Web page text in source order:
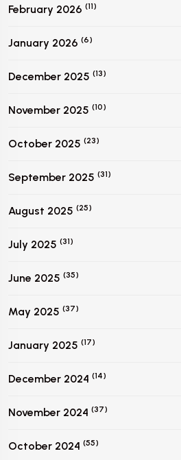
February 2026 (11)
January 2026 (6)
December 2025 (13)
November 2025 (10)
October 2025 (23)
September 2025 (31)
August 2025 (25)
July 2025 (31)
June 2025 (35)
May 2025 (37)
January 2025 (17)
December 2024 (14)
November 2024 (37)
October 2024 (55)